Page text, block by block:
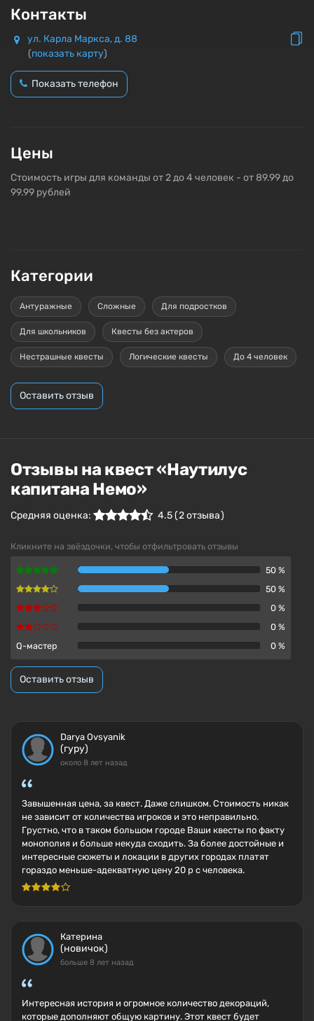
Контакты
ул. Карла Маркса, д. 88
(показать карту)
Показать телефон
Цены
Стоимость игры для команды от 2 до 4 человек - от 89.99 до
99.99 рублей
Категории
Антуражные Сложные Для подростков
Для школьников Квесты без актеров
Нестрашные квесты Логические квесты До 4 человек
Оставить отзыв
Отзывы на квест «Наутилус
капитана Немо»
Средняя оценка: 4.5(2отзыва )
Кликните на звёздочки, чтобы отфильтровать отзывы
50 %
50 %
0 %
0 %
Q-мастер
0 %
Оставить отзыв
Darya Ovsyanik
(гуру)
около 8 лет назад
Завышенная цена, за квест. Даже слишком. Стоимость никак
не зависит от количества игроков и это неправильно.
Грустно, что в таком большом городе Ваши квесты по факту
монополия и больше некуда сходить. За более достойные и
интересные сюжеты и локации в других городах платят
гораздо меньше-адекватную цену 20 р с человека.
Катерина
(новичок)
больше 8 лет назад
Интересная история и огромное количество декораций,
которые дополняют общую картину. Этот квест будет